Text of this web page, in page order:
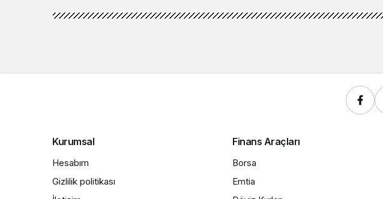
Kurumsal
Hesabım
Gizlilik politikası
Finans Araçları
Borsa
Emtia